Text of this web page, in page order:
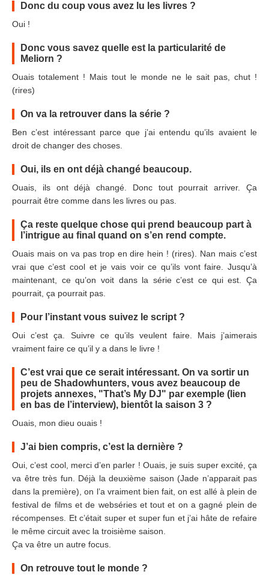
Donc du coup vous avez lu les livres ?
Oui !
Donc vous savez quelle est la particularité de
Meliorn ?
Ouais totalement ! Mais tout le monde ne le sait pas, chut !
(rires)
On va la retrouver dans la série ?
Ben c’est intéressant parce que j’ai entendu qu’ils avaient le
droit de changer des choses.
Oui, ils en ont déjà changé beaucoup.
Ouais, ils ont déjà changé. Donc tout pourrait arriver. Ça
pourrait être comme dans les livres ou pas.
Ça reste quelque chose qui prend beaucoup part à
l’intrigue au final quand on s’en rend compte.
Ouais mais on va pas trop en dire hein ! (rires). Nan mais c’est
vrai que c’est cool et je vais voir ce qu’ils vont faire. Jusqu’à
maintenant, ce qu’on voit dans la série c’est ce qui est. Ça
pourrait, ça pourrait pas.
Pour l’instant vous suivez le script ?
Oui c’est ça. Suivre ce qu’ils veulent faire. Mais j’aimerais
vraiment faire ce qu’il y a dans le livre !
C’est vrai que ce serait intéressant. On va sortir un
peu de Shadowhunters, vous avez beaucoup de
projets annexes, "That’s My DJ" par exemple (lien
en bas de l’interview), bientôt la saison 3 ?
Ouais, mon dieu ouais !
J’ai bien compris, c’est la dernière ?
Oui, c’est cool, merci d’en parler ! Ouais, je suis super excité, ça
va être très fun. Déjà la deuxième saison (Jade n’apparait pas
dans la première), on l’a vraiment bien fait, on est allé à plein de
festival de films et de webséries et tout et on a gagné plein de
récompenses. Et c’était super et super fun et j’ai hâte de refaire
le même circuit avec la troisième saison.
Ça va être un autre focus.
On retrouve tout le monde ?